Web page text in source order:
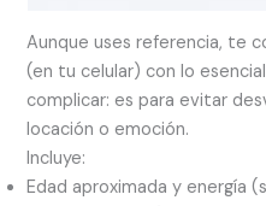
Aunque uses referencia, te
(en tu celular) con lo
complicar: es para evitar
locación o emoción.
Incluye:
Edad aproximada y energía